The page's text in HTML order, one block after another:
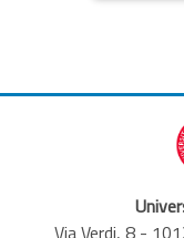
Via Verdi, 8 -